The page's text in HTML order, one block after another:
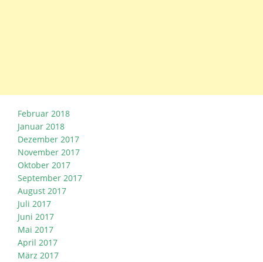
Februar 2018
Januar 2018
Dezember 2017
November 2017
Oktober 2017
September 2017
August 2017
Juli 2017
Juni 2017
Mai 2017
April 2017
März 2017